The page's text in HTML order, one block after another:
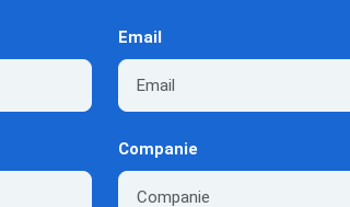
Email
Companie